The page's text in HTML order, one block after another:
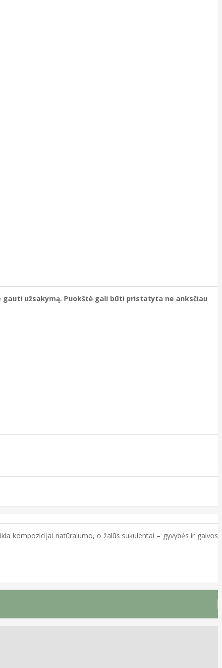
užsakymą. Puokštė gali būti pristatyta ne anksčiau
kompozicijai natūralumo, o žalūs sukulentai – gyvybės ir gaivos